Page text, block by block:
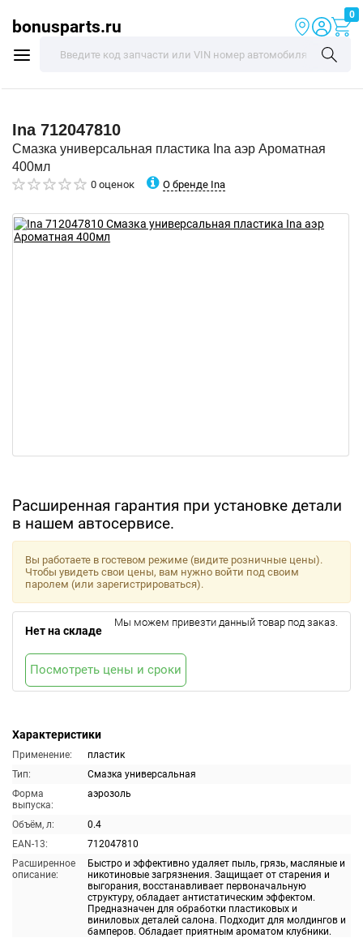
bonusparts.ru
0
Ina 712047810
Смазка универсальная пластика Ina аэр Ароматная
400мл
0 оценок О бренде Ina
Расширенная гарантия при установке детали
в нашем автосервисе.
Характеристики
Применение:
пластик
Тип:
Смазка универсальная
Форма
выпуска:
аэрозоль
Объём, л:
0.4
EAN-13:
712047810
Расширенное
описание:
Быстро и эффективно удаляет пыль, грязь, масляные и
никотиновые загрязнения. Защищает от старения и
выгорания, восстанавливает первоначальную
структуру, обладает антистатическим эффектом.
Предназначен для обработки пластиковых и
виниловых деталей салона. Подходит для молдингов и
бамперов. Обладает приятным ароматом клубники.
Вы работаете в гостевом режиме (видите розничные цены).
Чтобы увидеть свои цены, вам нужно войти под своим
паролем (или зарегистрироваться).
Нет на складе
Мы можем привезти данный товар под заказ.
Посмотреть цены и сроки